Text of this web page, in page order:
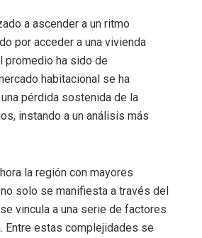
a ascender a un ritmo
por acceder a una vivienda
promedio ha sido de
habitacional se ha
pérdida sostenida de la
instando a un análisis más
la región con mayores
solo se manifiesta a través del
vincula a una serie de factores
Entre estas complejidades se